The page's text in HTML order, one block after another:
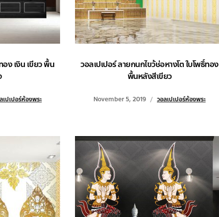
ง เงิน เขียว พื้น
เปเปอร์ห้องพระ
วอลเปเปอร์ ลายกนกไขว้ช่อหางโต ใบโพธิ์ทอง
พื้นหลังสีเขียว
November 5, 2019 วอลเปเปอร์ห้องพระ